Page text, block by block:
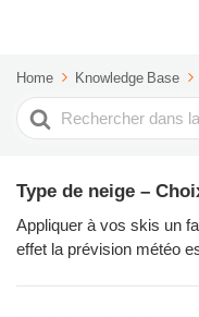
Home Knowledge Base
Rechercher
Type de neige –
Appliquer à vos skis un
effet la prévision météo